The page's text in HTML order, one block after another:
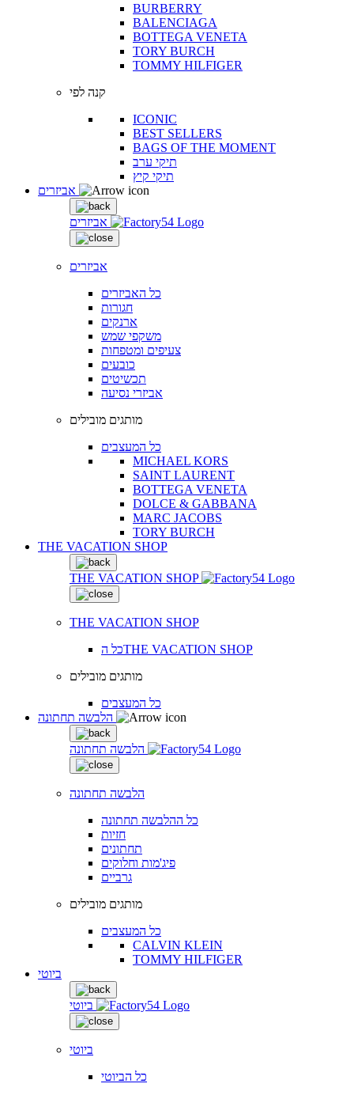
BURBERRY
BALENCIAGA
BOTTEGA VENETA
TORY BURCH
TOMMY HILFIGER
קנה לפי
ICONIC
BEST SELLERS
BAGS OF THE MOMENT
תיקי ערב
תיקי קיץ
אביזרים
אביזרים
כל האביזרים
חגורות
ארנקים
משקפי שמש
צעיפים ומטפחות
כובעים
תכשיטים
אביזרי נסיעה
מותגים מובילים
כל המעצבים
MICHAEL KORS
SAINT LAURENT
BOTTEGA VENETA
DOLCE & GABBANA
MARC JACOBS
TORY BURCH
THE VACATION SHOP
THE VACATION SHOP
THE VACATION SHOP
כל הTHE VACATION SHOP
מותגים מובילים
כל המעצבים
הלבשה תחתונה
הלבשה תחתונה
כל ההלבשה תחתונה
חזיות
תחתונים
פיג'מות וחלוקים
גרביים
מותגים מובילים
כל המעצבים
CALVIN KLEIN
TOMMY HILFIGER
ביוטי
ביוטי
ביוטי
כל הביוטי